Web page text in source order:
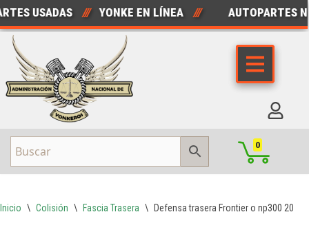
Saltar
al
contenido
USADAS /// YONKE EN LÍNEA /// AUTOPARTES
0
Inicio \ Colisión \ Fascia Trasera \ Defensa trasera Frontier o np300